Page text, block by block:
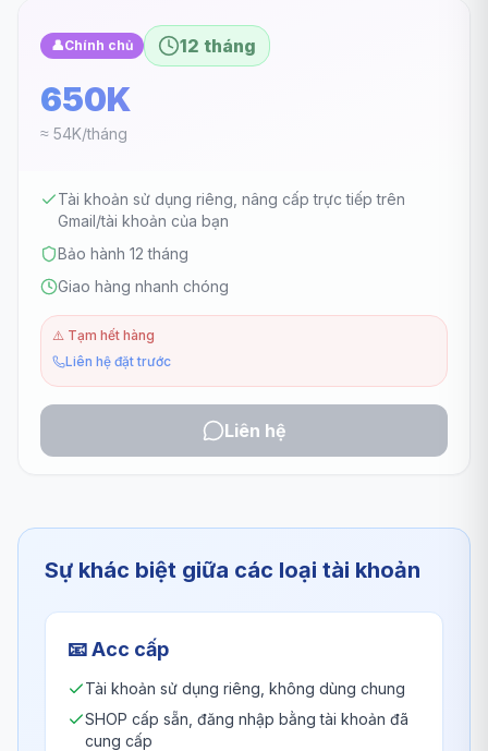
👤Chính chủ 12 tháng
650K
≈ 54K/tháng
Tài khoản sử dụng riêng, nâng cấp trực tiếp trên
Gmail/tài khoản của bạn
Bảo hành 12 tháng
Giao hàng nhanh chóng
⚠️ Tạm hết hàng
Liên hệ đặt trước
Liên hệ
Sự khác biệt giữa các loại tài khoản
📧Acc cấp
Tài khoản sử dụng riêng, không dùng chung
SHOP cấp sẵn, đăng nhập bằng tài khoản đã
cung cấp